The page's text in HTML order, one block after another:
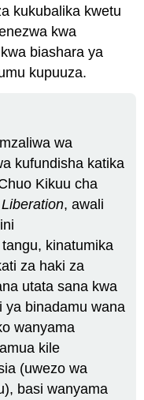
kukubalika kwetu
kwa
biashara ya
kupuuza.
wa
kufundisha katika
Kikuu cha
, awali
kinatumika
za haki za
utata sana kwa
ya binadamu wana
wanyama
kile
(uwezo wa
basi wanyama